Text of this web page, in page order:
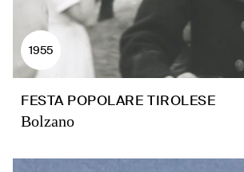
1955
FESTA POPOLARE TIROLESE
Bolzano